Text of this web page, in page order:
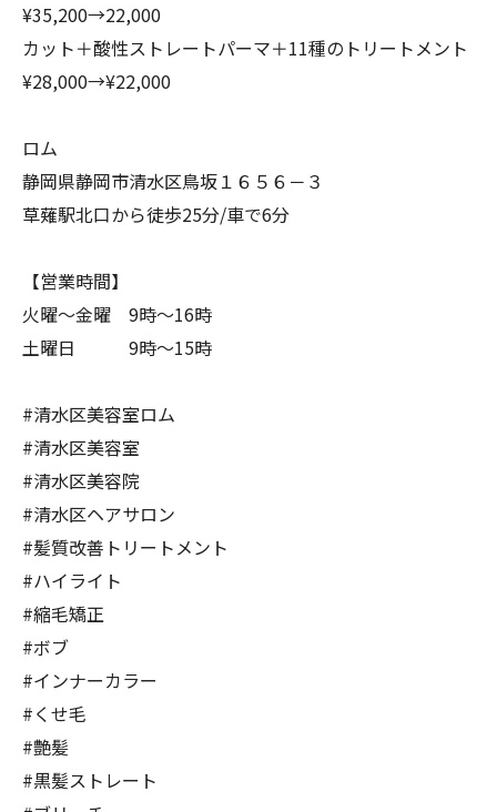
¥35,200→22,000
カット＋酸性ストレートパーマ＋11種のトリートメント
¥28,000→¥22,000
ロム
静岡県静岡市清水区鳥坂１６５６－３
草薙駅北口から徒歩25分/車で6分
【営業時間】
火曜～金曜 9時～16時
土曜日 9時〜15時
#清水区美容室ロム
#清水区美容室
#清水区美容院
#清水区ヘアサロン
#髪質改善トリートメント
#ハイライト
#縮毛矯正
#ボブ
#インナーカラー
#くせ毛
#艶髪
#黒髪ストレート